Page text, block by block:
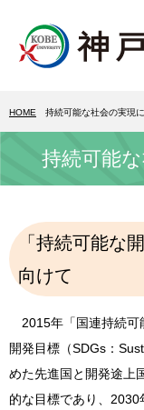
HOME 持続可能な社会の実現
持続可能
「持続可能な
向けて
2015年「国連持続
開発目標（SDGs：
めた先進国と開発途上
的な目標であり、